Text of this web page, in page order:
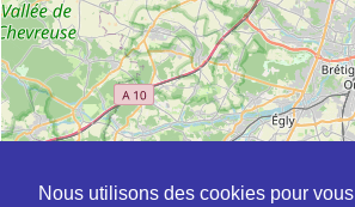
Nous utilisons des cookies pour vous